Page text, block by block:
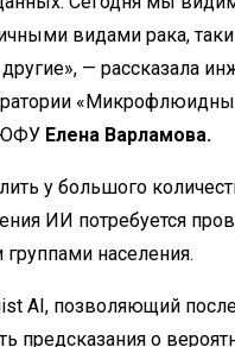
видами рака,
— рассказала
ЮФУ Елена Варламова.
у большого
ИИ потребуется
населения.
AI, позволяющий после
предсказания о